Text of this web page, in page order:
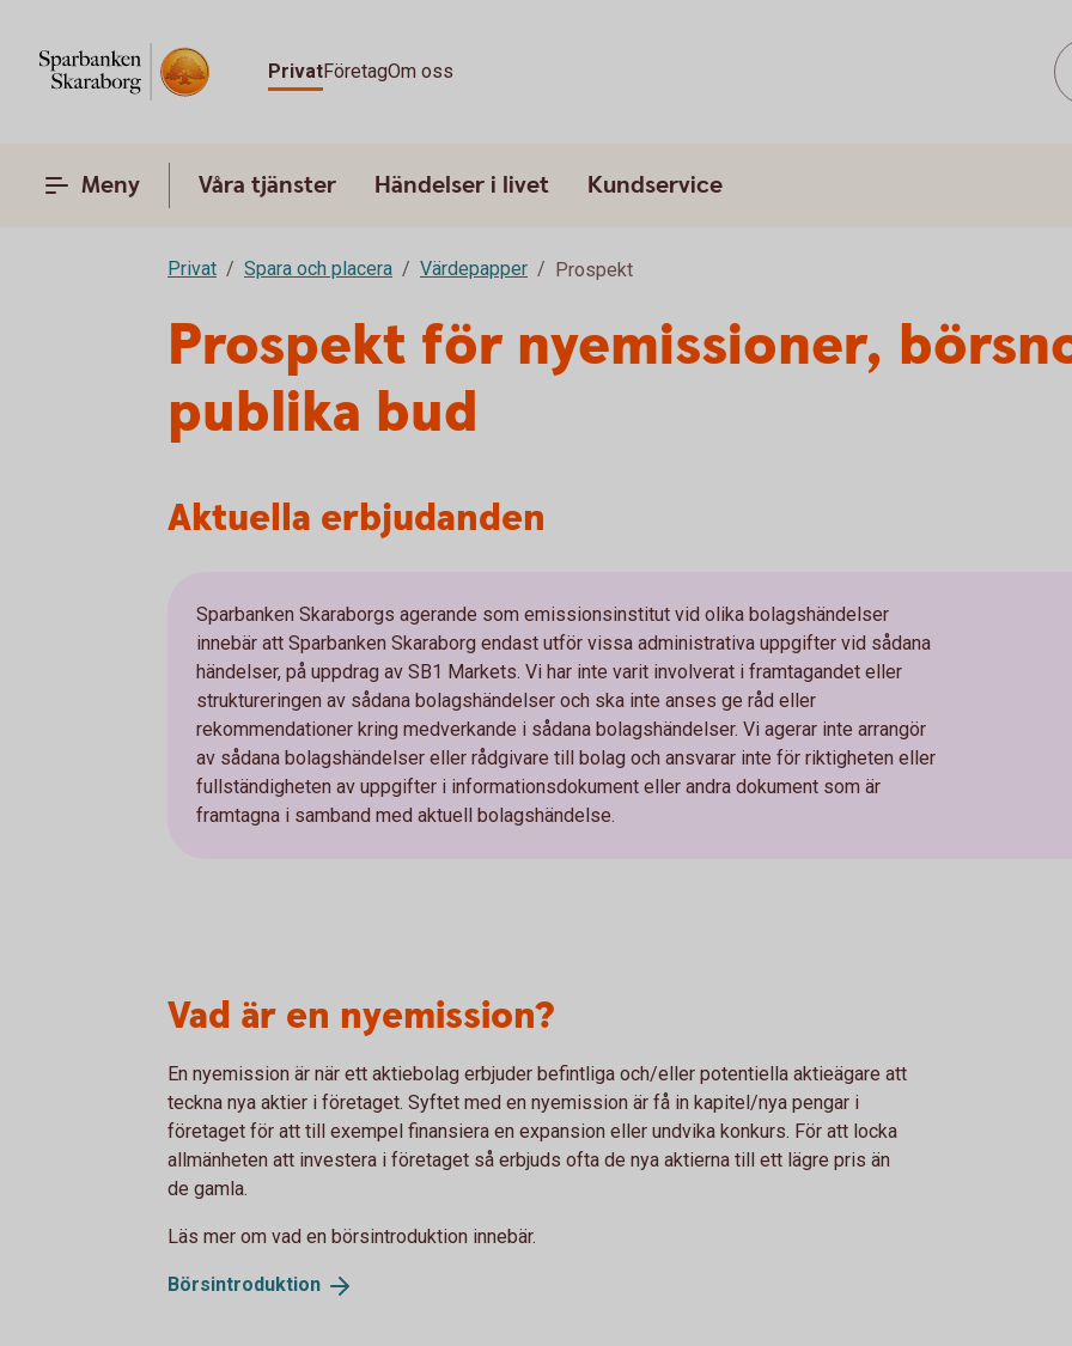
PrivatFöretagOm oss
Meny Våra tjänster Händelser i livet Kundservice
Privat Spara och placera Värdepapper Prospekt
Prospekt för nyemissioner,
publika bud
Aktuella erbjudanden
Sparbanken Skaraborgs agerande som emissionsinstitut vid olika bolagshändelser
innebär att Sparbanken Skaraborg endast utför vissa administrativa uppgifter vid sådana
händelser, på uppdrag av SB1 Markets. Vi har inte varit involverat i framtagandet eller
struktureringen av sådana bolagshändelser och ska inte anses ge råd eller
rekommendationer kring medverkande i sådana bolagshändelser. Vi agerar inte arrangör
av sådana bolagshändelser eller rådgivare till bolag och ansvarar inte för riktigheten eller
fullständigheten av uppgifter i informationsdokument eller andra dokument som är
framtagna i samband med aktuell bolagshändelse.
Vad är en nyemission?
En nyemission är när ett aktiebolag erbjuder befintliga och/eller potentiella aktieägare att
teckna nya aktier i företaget. Syftet med en nyemission är få in kapitel/nya pengar i
företaget för att till exempel finansiera en expansion eller undvika konkurs. För att locka
allmänheten att investera i företaget så erbjuds ofta de nya aktierna till ett lägre pris än
de gamla.
Läs mer om vad en börsintroduktion innebär.
Börsintroduktion